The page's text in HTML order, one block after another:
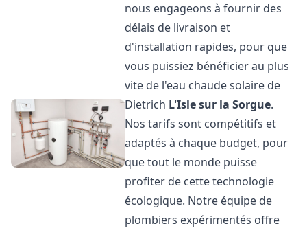
nous engageons à fournir des
délais de livraison et
d'installation rapides, pour que
vous puissiez bénéficier au plus
vite de l'eau chaude solaire de
Dietrich L'Isle sur la Sorgue.
Nos tarifs sont compétitifs et
adaptés à chaque budget, pour
que tout le monde puisse
profiter de cette technologie
écologique. Notre équipe de
plombiers expérimentés offre